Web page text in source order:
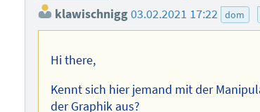
klawischnigg03.02.2021 17:22 dom
Hi there,
Kennt sich hier jemand mit der
der Graphik aus?